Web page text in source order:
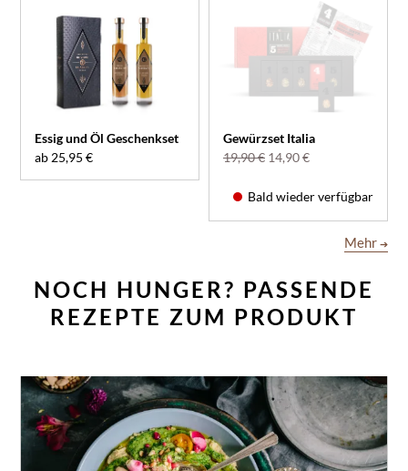
Essig und Öl Geschenkset
ab 25,95 €
Gewürzset Italia
19,90 € 14,90 €
Bald wieder verfügbar
Mehr ➔
NOCH HUNGER? PASSENDE
REZEPTE ZUM PRODUKT